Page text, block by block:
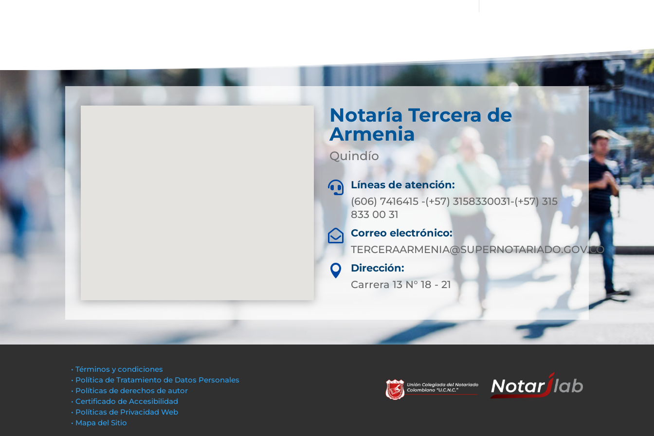
Notaría Tercera de
Armenia
Quindío

Líneas de atención:
(606) 7416415 -(+57) 3158330031-(+57) 315
833 00 31

Correo electrónico:
TERCERAARMENIA@SUPERNOTARIADO.GOV.CO

Dirección:
Carrera 13 N° 18 - 21
• Términos y condiciones
• Política de Tratamiento de Datos Personales
• Políticas de derechos de autor
• Certificado de Accesibilidad
• Políticas de Privacidad Web
• Mapa del Sitio